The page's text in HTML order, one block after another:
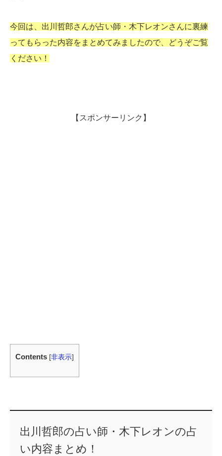
今回は、出川哲郎さんが占い師・木下レオンさんに裏練
ってもらった内容をまとめてみましたので、どうぞご覧
ください！
【スポンサーリンク】
Contents [非表示]
出川哲郎の占い師・木下レオンの占
い内容まとめ！